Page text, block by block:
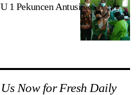
1 Pekuncen Antusias Ikuti
Now for Fresh Daily